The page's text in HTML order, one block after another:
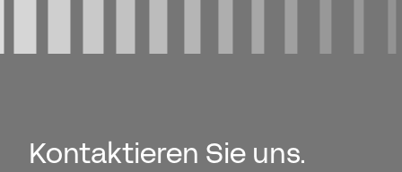
Kontaktieren Sie uns.